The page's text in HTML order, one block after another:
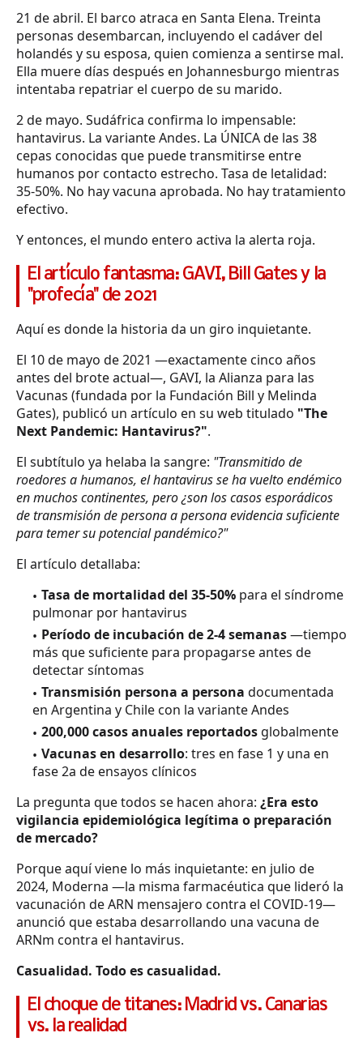
21 de abril. El barco atraca en Santa Elena. Treinta
personas desembarcan, incluyendo el cadáver del
holandés y su esposa, quien comienza a sentirse mal.
Ella muere días después en Johannesburgo mientras
intentaba repatriar el cuerpo de su marido.
2 de mayo. Sudáfrica confirma lo impensable:
hantavirus. La variante Andes. La ÚNICA de las 38
cepas conocidas que puede transmitirse entre
humanos por contacto estrecho. Tasa de letalidad:
35-50%. No hay vacuna aprobada. No hay tratamiento
efectivo.
Y entonces, el mundo entero activa la alerta roja.
El artículo fantasma: GAVI, Bill Gates y la
"profecía" de 2021
Aquí es donde la historia da un giro inquietante.
El 10 de mayo de 2021 —exactamente cinco años
antes del brote actual—, GAVI, la Alianza para las
Vacunas (fundada por la Fundación Bill y Melinda
Gates), publicó un artículo en su web titulado "The
Next Pandemic: Hantavirus?".
El subtítulo ya helaba la sangre: "Transmitido de
roedores a humanos, el hantavirus se ha vuelto endémico
en muchos continentes, pero ¿son los casos esporádicos
de transmisión de persona a persona evidencia suficiente
para temer su potencial pandémico?"
El artículo detallaba:
Tasa de mortalidad del 35-50% para el síndrome
pulmonar por hantavirus
Período de incubación de 2-4 semanas—tiempo
más que suficiente para propagarse antes de
detectar síntomas
Transmisión persona a persona documentada
en Argentina y Chile con la variante Andes
200,000 casos anuales reportados globalmente
Vacunas en desarrollo: tres en fase 1 y una en
fase 2a de ensayos clínicos
La pregunta que todos se hacen ahora: ¿Era esto
vigilancia epidemiológica legítima o preparación
de mercado?
Porque aquí viene lo más inquietante: en julio de
2024, Moderna —la misma farmacéutica que lideró la
vacunación de ARN mensajero contra el COVID-19—
anunció que estaba desarrollando una vacuna de
ARNm contra el hantavirus.
Casualidad. Todo es casualidad.
El choque de titanes: Madrid vs. Canarias
vs. la realidad